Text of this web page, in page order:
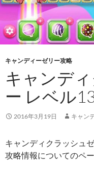
キャンディーゼリー攻略
キャンデ
ー レベル
2016年3月19日 キャン
キャンディクラッシュ
攻略情報についてのペー